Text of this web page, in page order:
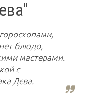
блюдо,
мастерами.
с
Дева.